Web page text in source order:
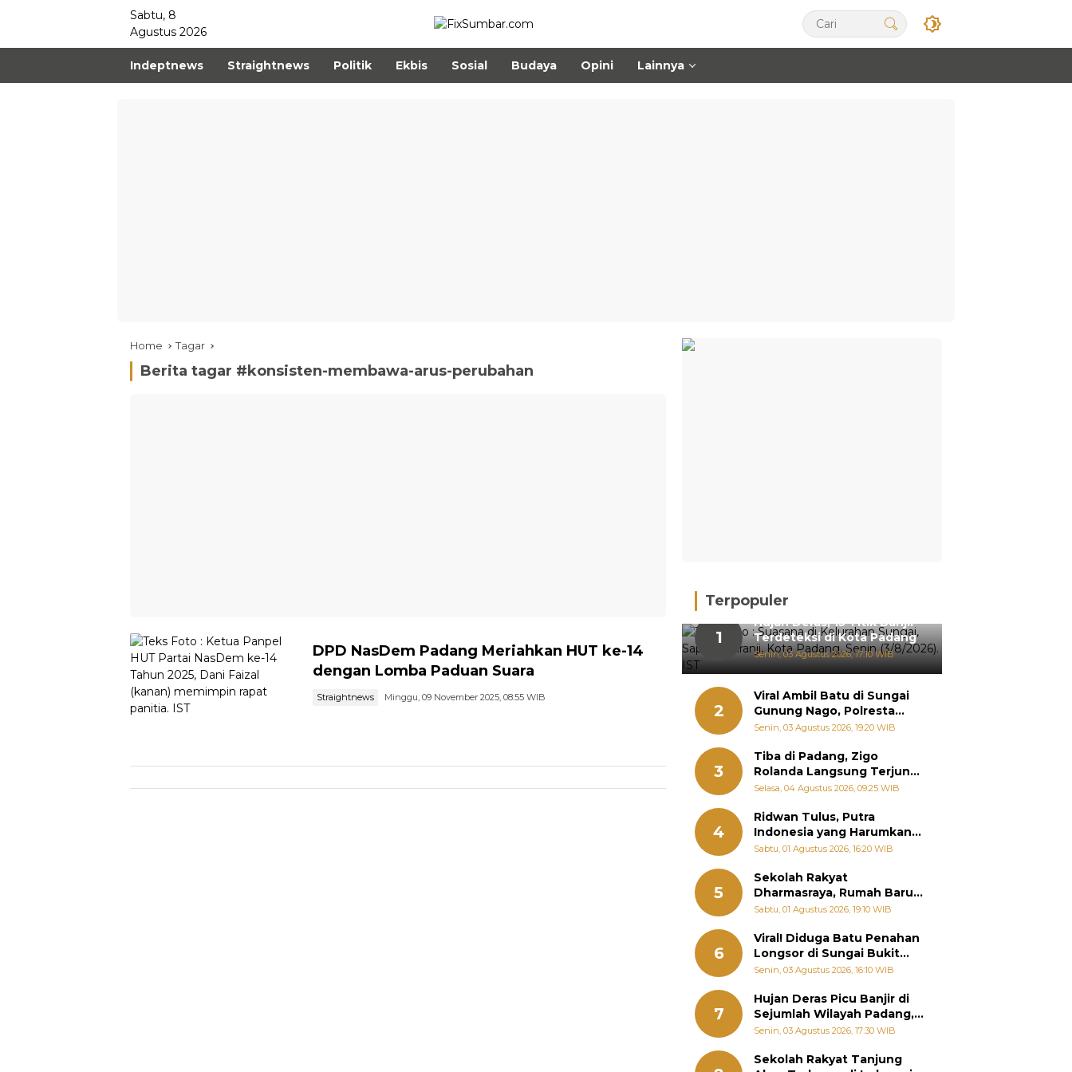
Sabtu, 8
Agustus 2026
Indeptnews Straightnews Politik Ekbis Sosial Budaya Opini Lainnya
Home Tagar
Berita tagar #konsisten-membawa-arus-perubahan
DPD NasDem Padang Meriahkan HUT ke-14
dengan Lomba Paduan Suara
Straightnews Minggu, 09 November 2025, 08:55 WIB
Terpopuler
1
Hujan Deras, 15 Titik Banjir
Terdeteksi di Kota Padang
Senin, 03 Agustus 2026, 17:10 WIB
2
Viral Ambil Batu di Sungai
Gunung Nago, Polresta
Padang Ungkap Fakta
Senin, 03 Agustus 2026, 19:20 WIB
3
Tiba di Padang, Zigo
Rolanda Langsung Terjun
Bantu Warga Terdampak
Selasa, 04 Agustus 2026, 09:25 WIB
4
Ridwan Tulus, Putra
Indonesia yang Harumkan
Nama Bangsa hingga
Jepang
Sabtu, 01 Agustus 2026, 16:20 WIB
5
Sekolah Rakyat
Dharmasraya, Rumah Baru
268 Anak Menggapai Mimpi
Kemiskinan
Sabtu, 01 Agustus 2026, 19:10 WIB
6
Viral! Diduga Batu Penahan
Longsor di Sungai Bukit
Nago Padang Diambil, Warga
Senin, 03 Agustus 2026, 16:10 WIB
7
Hujan Deras Picu Banjir di
Sejumlah Wilayah Padang,
Fadly Amran Perintahkan
Senin, 03 Agustus 2026, 17:30 WIB
Sekolah Rakyat Tanjung